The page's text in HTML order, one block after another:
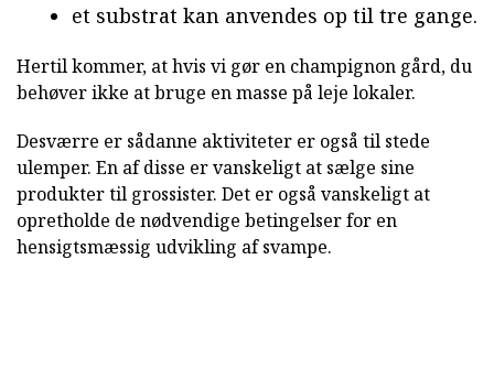
et substrat kan anvendes op til tre gange.
Hertil kommer, at hvis vi gør en champignon gård, du
behøver ikke at bruge en masse på leje lokaler.
Desværre er sådanne aktiviteter er også til stede
ulemper. En af disse er vanskeligt at sælge sine
produkter til grossister. Det er også vanskeligt at
opretholde de nødvendige betingelser for en
hensigtsmæssig udvikling af svampe.